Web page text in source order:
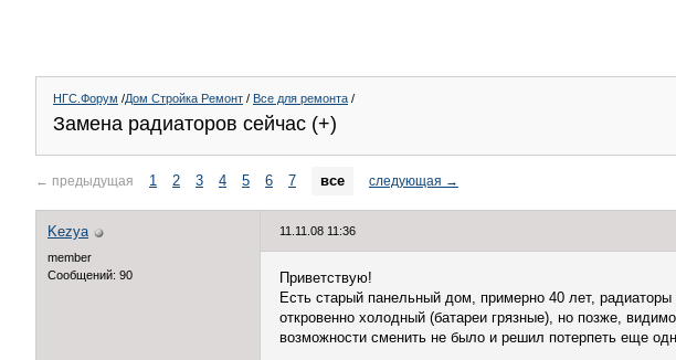
НГС.Форум /Дом Стройка Ремонт / Все для ремонта /
Замена радиаторов сейчас (+)
← предыдущая 1 2 3 4 5 6 7 все следующая →
Kezya
member
Сообщений: 90
11.11.08 11:36
Приветствую!
Есть старый панельный дом, примерно 40 лет,
откровенно холодный (батареи грязные), но позже,
возможности сменить не было и решил потерпеть еще